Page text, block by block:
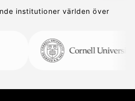
institutioner världen över